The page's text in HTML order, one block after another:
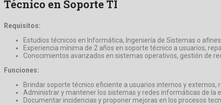
Técnico en Soporte TI
Requisitos:
Estudios técnicos en Informática, Ingeniería de Sistemas o
Experiencia mínima de 2 años en soporte técnico a usuarios,
Conocimientos avanzados en sistemas operativos, gestión de
Funciones:
Brindar soporte técnico eficiente a usuarios internos y
Administrar y mantener los sistemas y redes informáticas de la
Documentar incidencias y proponer mejoras en los procesos